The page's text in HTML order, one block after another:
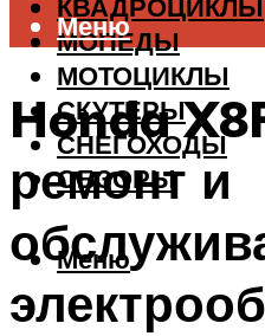
КВАДРОЦИКЛЫ
МОПЕДЫ
МОТОЦИКЛЫ
СКУТЕРЫ
СНЕГОХОДЫ
ОБЗОРЫ
Меню
Меню
Honda
ремонт и